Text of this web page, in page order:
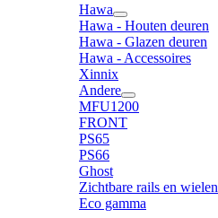
Hawa
Hawa - Houten deuren
Hawa - Glazen deuren
Hawa - Accessoires
Xinnix
Andere
MFU1200
FRONT
PS65
PS66
Ghost
Zichtbare rails en wielen
Eco gamma